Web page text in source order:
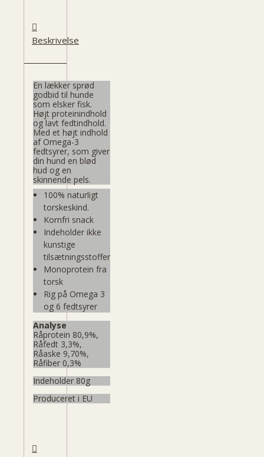
Beskrivelse
En lækker sprød
godbid til hunde
som elsker fisk.
Højt proteinindhold
og lavt fedtindhold.
Med et højt indhold
af Omega-3
fedtsyrer, som giver
din hund en blød
hud og en
skinnende pels.
100% naturligt
torskeskind.
Kornfri snack
Indeholder ikke
kunstige
tilsætningsstoffer
Monoprotein fra
torsk
Rig på Omega 3
og 6 fedtsyrer
Analyse
Råprotein 80,9%,
Råfedt 3,3%,
Råaske 9,70%,
Råfiber 0,3%
Indeholder 80g
Produceret i EU